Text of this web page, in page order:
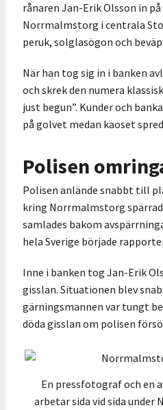
rånaren Jan-Erik Olsson in
Norrmalmstorg i centrala
peruk, solglasögon och
När han tog sig in i banken
och skrek den numera
just begun”. Kunder och
på golvet medan kaoset
Polisen
Polisen anlände snabbt till
kring Norrmalmstorg
samlades bakom
hela Sverige började
Inne i banken tog Jan-Erik
gisslan. Situationen blev
gärningsmannen var tungt
döda gisslan om polisen
En pressfotograf och en
arbetar sida vid sida